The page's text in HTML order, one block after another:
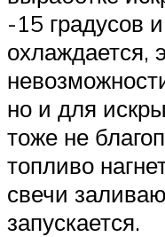
-15 градусов
охлаждается,
но и для
тоже не
топливо
свечи
запускается.